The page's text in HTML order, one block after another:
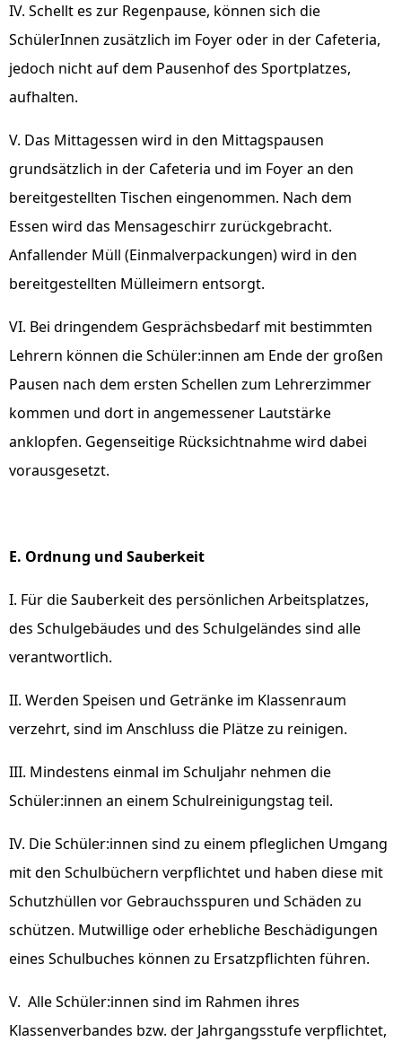
IV. Schellt es zur Regenpause, können sich die
SchülerInnen zusätzlich im Foyer oder in der Cafeteria,
jedoch nicht auf dem Pausenhof des Sportplatzes,
aufhalten.
V. Das Mittagessen wird in den Mittagspausen
grundsätzlich in der Cafeteria und im Foyer an den
bereitgestellten Tischen eingenommen. Nach dem
Essen wird das Mensageschirr zurückgebracht.
Anfallender Müll (Einmalverpackungen) wird in den
bereitgestellten Mülleimern entsorgt.
VI. Bei dringendem Gesprächsbedarf mit bestimmten
Lehrern können die Schüler:innen am Ende der großen
Pausen nach dem ersten Schellen zum Lehrerzimmer
kommen und dort in angemessener Lautstärke
anklopfen. Gegenseitige Rücksichtnahme wird dabei
vorausgesetzt.
E. Ordnung und Sauberkeit
I. Für die Sauberkeit des persönlichen Arbeitsplatzes,
des Schulgebäudes und des Schulgeländes sind alle
verantwortlich.
II. Werden Speisen und Getränke im Klassenraum
verzehrt, sind im Anschluss die Plätze zu reinigen.
III. Mindestens einmal im Schuljahr nehmen die
Schüler:innen an einem Schulreinigungstag teil.
IV. Die Schüler:innen sind zu einem pfleglichen Umgang
mit den Schulbüchern verpflichtet und haben diese mit
Schutzhüllen vor Gebrauchsspuren und Schäden zu
schützen. Mutwillige oder erhebliche Beschädigungen
eines Schulbuches können zu Ersatzpflichten führen.
V. Alle Schüler:innen sind im Rahmen ihres
Klassenverbandes bzw. der Jahrgangsstufe verpflichtet,